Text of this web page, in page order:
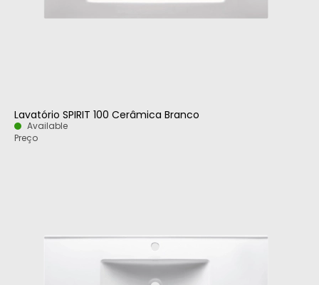
Lavatório SPIRIT 100 Cerâmica Branco
Available
Preço